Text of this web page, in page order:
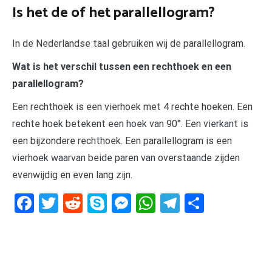
Is het de of het parallellogram?
In de Nederlandse taal gebruiken wij de parallellogram.
Wat is het verschil tussen een rechthoek en een
parallellogram?
Een rechthoek is een vierhoek met 4 rechte hoeken. Een
rechte hoek betekent een hoek van 90°. Een vierkant is
een bijzondere rechthoek. Een parallellogram is een
vierhoek waarvan beide paren van overstaande zijden
evenwijdig en even lang zijn.
Facebook
Twitter
RedditSkypeMessenger
WhatsApp
Telegram